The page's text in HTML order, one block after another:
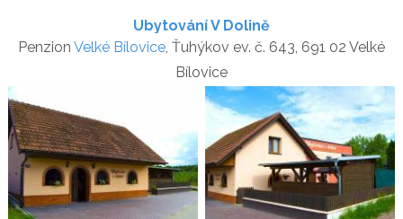
Ubytování V Dolině
Penzion Velké Bílovice, Ťuhýkov ev. č. 643, 691 02 Velké
Bílovice